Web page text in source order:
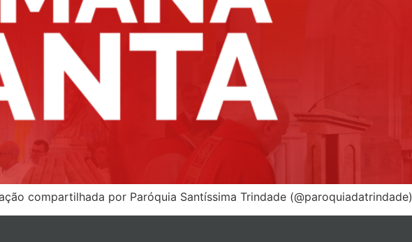
compartilhada por Paróquia Santíssima Trindade (@paroquiadatrindade)